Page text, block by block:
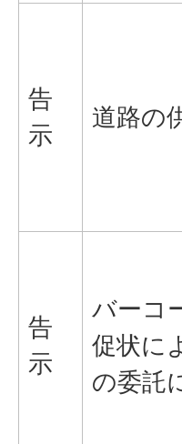
告
示
道路の
告
示
バーコ
促状に
の委託